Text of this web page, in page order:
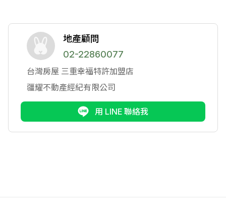
地產顧問
02-22860077
台灣房屋 三重幸福特許加盟店
疆耀不動產經紀有限公司
用 LINE 聯絡我